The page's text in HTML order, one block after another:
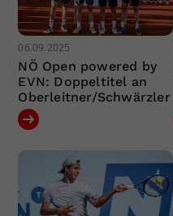
06.09.2025
NÖ Open powered by
EVN: Doppeltitel an
Oberleitner/Schwärzler